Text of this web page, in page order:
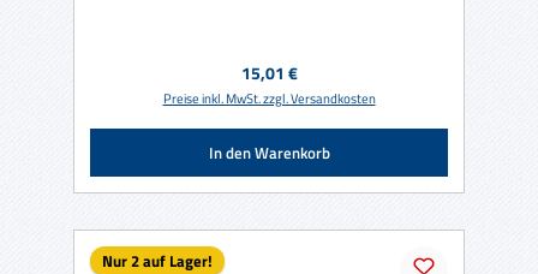
Regulärer Preis:
15,01 €
Preise inkl. MwSt. zzgl. Versandkosten
In den Warenkorb
Nur 2 auf Lager!